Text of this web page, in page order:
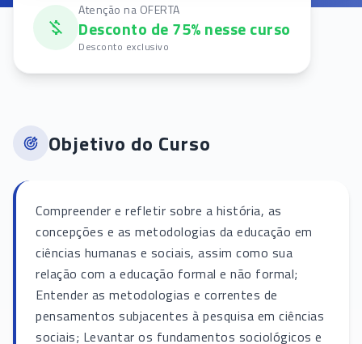
Atenção na OFERTA
Desconto de 75% nesse curso
Desconto exclusivo
Objetivo do Curso
Compreender e refletir sobre a história, as
concepções e as metodologias da educação em
ciências humanas e sociais, assim como sua
relação com a educação formal e não formal;
Entender as metodologias e correntes de
pensamentos subjacentes à pesquisa em ciências
sociais; Levantar os fundamentos sociológicos e